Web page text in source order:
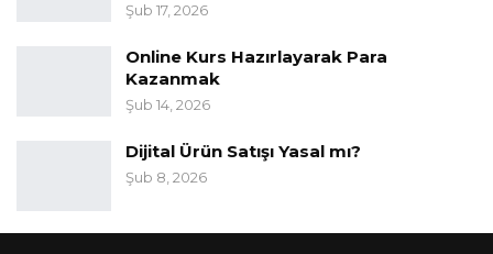
Şub 17, 2026
Online Kurs Hazırlayarak Para
Kazanmak
Şub 14, 2026
Dijital Ürün Satışı Yasal mı?
Şub 8, 2026